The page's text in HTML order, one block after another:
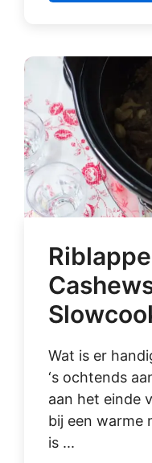
Wat is er
‘s ochtends
aan het einde
bij een warme
is ...